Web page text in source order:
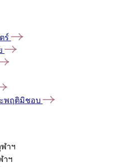
ร์
พฤติมิชอบ
าฯ
าฯ